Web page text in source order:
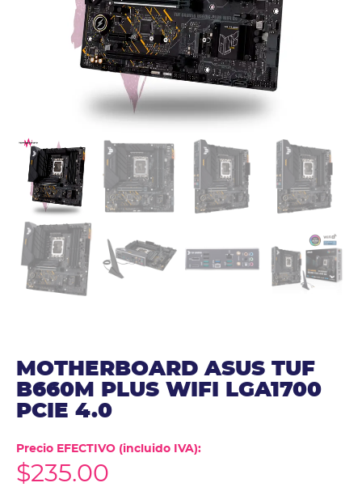
MOTHERBOARD ASUS TUF
B660M PLUS WIFI LGA1700
PCIE 4.0
Precio EFECTIVO (incluido IVA):
$235.00